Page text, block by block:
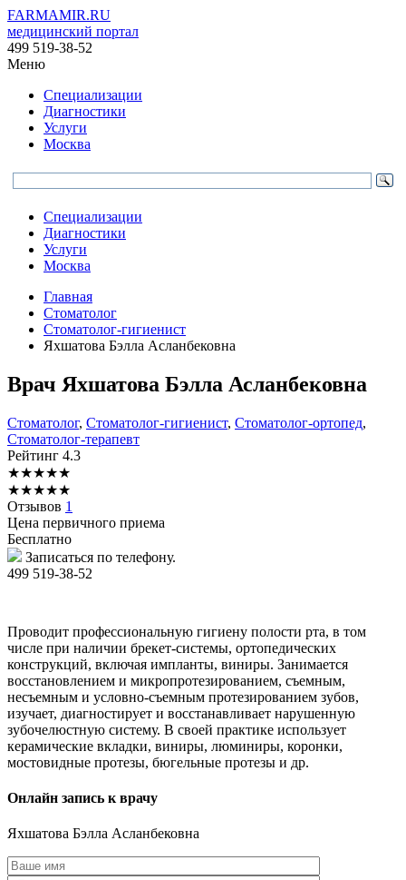
FARMAMIR.RU
медицинский портал
499 519-38-52
Меню
Специализации
Диагностики
Услуги
Москва
Специализации
Диагностики
Услуги
Москва
Главная
Стоматолог
Стоматолог-гигиенист
Яхшатова Бэлла Асланбековна
Врач Яхшатова Бэлла Асланбековна
Стоматолог, Стоматолог-гигиенист, Стоматолог-ортопед,
Стоматолог-терапевт
Рейтинг 4.3
★★★★★
★★★★★
Отзывов 1
Цена первичного приема
Бесплатно
Записаться по телефону.
499 519-38-52
Проводит профессиональную гигиену полости рта, в том
числе при наличии брекет-системы, ортопедических
конструкций, включая импланты, виниры. Занимается
восстановлением и микропротезированием, съемным,
несъемным и условно-съемным протезированием зубов,
изучает, диагностирует и восстанавливает нарушенную
зубочелюстную систему. В своей практике использует
керамические вкладки, виниры, люминиры, коронки,
мостовидные протезы, бюгельные протезы и др.
Онлайн запись к врачу
Яхшатова Бэлла Асланбековна